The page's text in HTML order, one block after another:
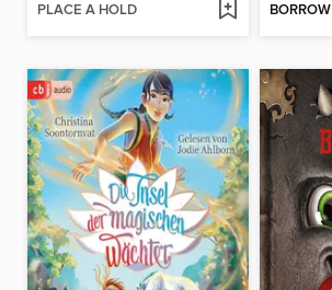
PLACE A HOLD BORROW